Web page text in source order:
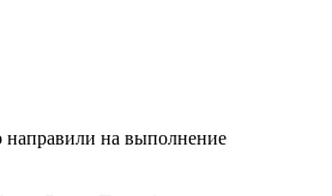
направили на выполнение